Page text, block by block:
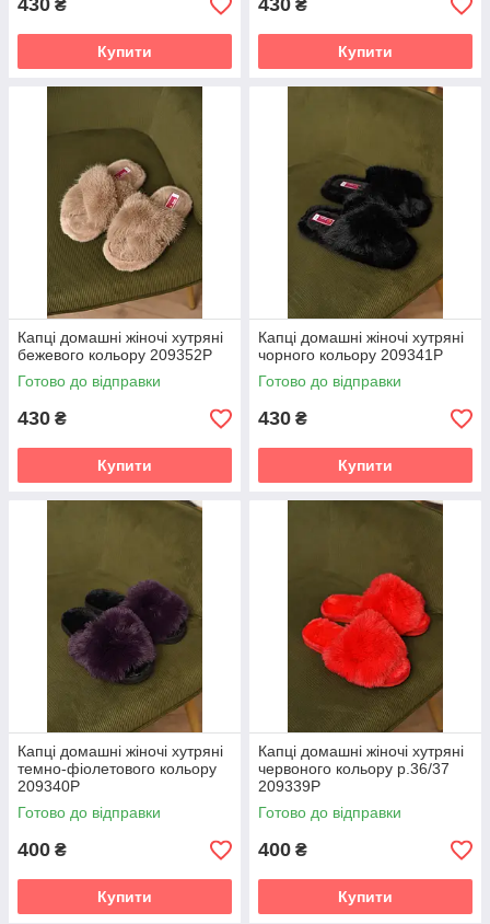
430 ₴
Купити
430 ₴
Купити
Капці домашні жіночі хутряні
бежевого кольору 209352P
Готово до відправки
430 ₴
Купити
Капці домашні жіночі хутряні
чорного кольору 209341P
Готово до відправки
430 ₴
Купити
Капці домашні жіночі хутряні
темно-фіолетового кольору
209340P
Готово до відправки
400 ₴
Купити
Капці домашні жіночі хутряні
червоного кольору р.36/37
209339P
Готово до відправки
400 ₴
Купити